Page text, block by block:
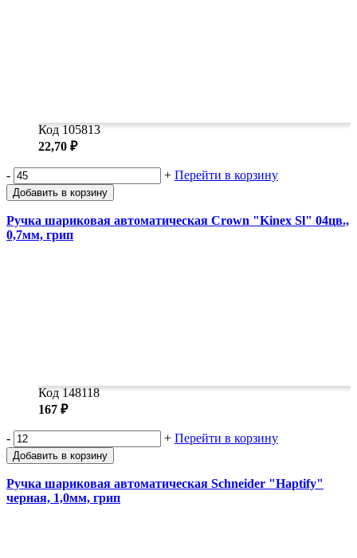
Код 105813
22,70 ₽
- + Перейти в корзину
Добавить в корзину
Ручка шариковая автоматическая Crown "Kinex Sl" 04цв.,
0,7мм, грип
Код 148118
167 ₽
- + Перейти в корзину
Добавить в корзину
Ручка шариковая автоматическая Schneider "Haptify"
черная, 1,0мм, грип